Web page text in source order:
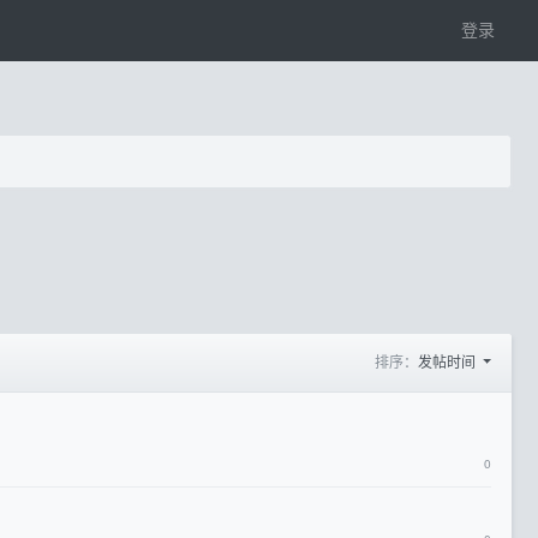
登录
排序： 发帖时间
0